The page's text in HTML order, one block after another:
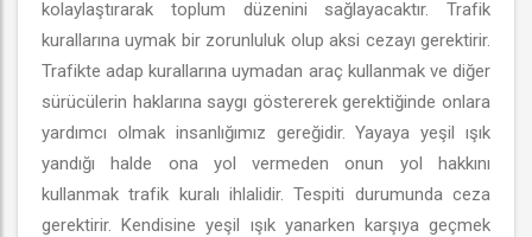
kolaylaştırarak toplum düzenini sağlayacaktır. Trafik
kurallarına uymak bir zorunluluk olup aksi cezayı gerektirir.
Trafikte adap kurallarına uymadan araç kullanmak ve diğer
sürücülerin haklarına saygı göstererek gerektiğinde onlara
yardımcı olmak insanlığımız gereğidir. Yayaya yeşil ışık
yandığı halde ona yol vermeden onun yol hakkını
kullanmak trafik kuralı ihlalidir. Tespiti durumunda ceza
gerektirir. Kendisine yeşil ışık yanarken karşıya geçmek